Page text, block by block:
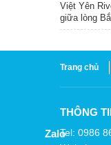
Việt Yên
giữa lòng
Trang chủ
THÔNG
Tel: 0986
Zalo